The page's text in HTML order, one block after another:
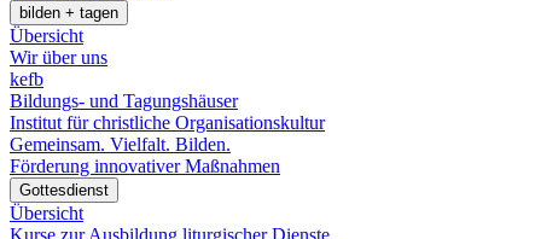
bilden + tagen
Übersicht
Wir über uns
kefb
Bildungs- und Tagungshäuser
Institut für christliche Organisationskultur
Gemeinsam. Vielfalt. Bilden.
Förderung innovativer Maßnahmen
Gottesdienst
Übersicht
Kurse zur Ausbildung liturgischer Dienste